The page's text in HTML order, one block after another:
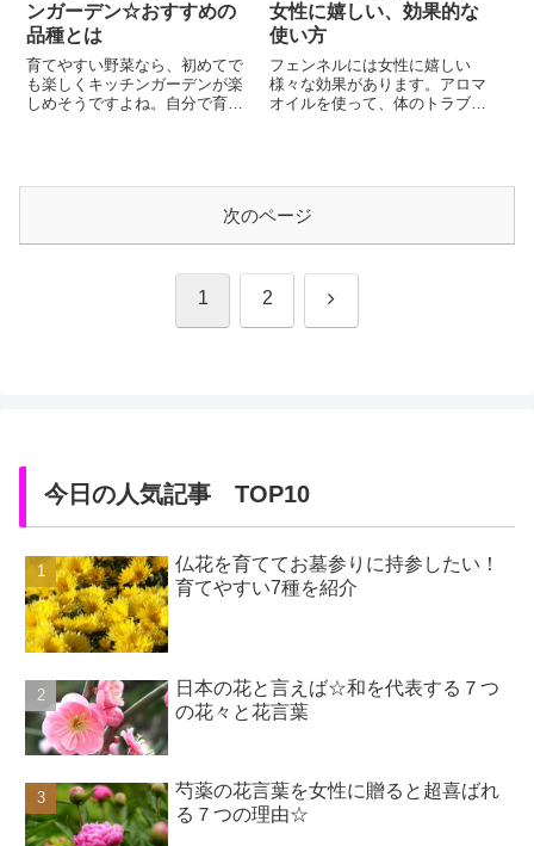
ンガーデン☆おすすめの
品種とは
育てやすい野菜なら、初めてで
も楽しくキッチンガーデンが楽
しめそうですよね。自分で育て
か。でも実際やってみたいけ
ないスペースと材料...
女性に嬉しい、効果的な
使い方
フェンネルには女性に嬉しい
様々な効果があります。アロマ
オイルを使って、体のトラブル
方も多いのではないでしょう
ル。フェンネルには体...
次のページ
1 2 次
今日の人気記事 TOP10
仏花を育ててお墓参りに持参したい！
育てやすい7種を紹介
日本の花と言えば☆和を代表する７つ
の花々と花言葉
芍薬の花言葉を女性に贈ると超喜ばれ
る７つの理由☆